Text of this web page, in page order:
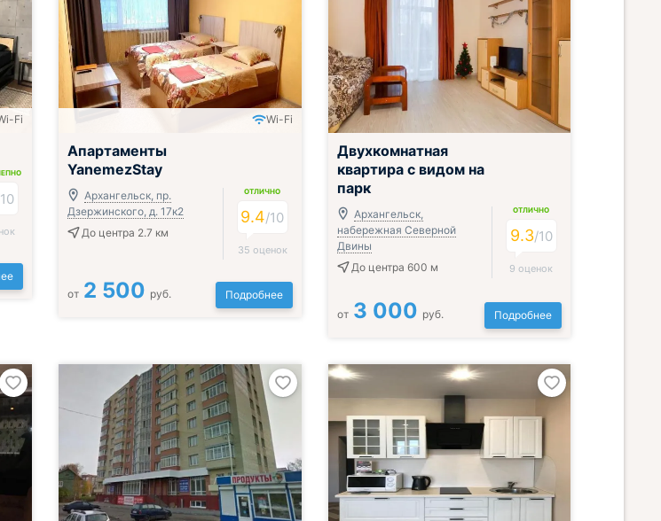
Fi
10
Wi-Fi
Апартаменты
YanemezStay
Архангельск, пр.
Дзержинского, д. 17к2
До центра 2.7 км
ОТЛИЧНО
9.4/10
35 оценок
от 2 500 руб. Подробнее
Двухкомнатная
квартира с видом на
парк
Архангельск,
набережная Северной
Двины
До центра 600 м
ОТЛИЧНО
9.3/10
9 оценок
от 3 000 руб. Подробнее